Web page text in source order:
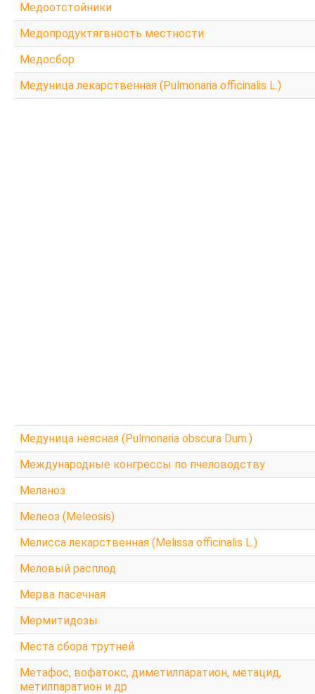
Медоотстойники
Медопродуктягвность местности
Медосбор
Медуница лекарственная (Pulmonaria officinalis L.)
Медуница неясная (Pulmonaria obscura Dum.)
Международные конгрессы по пчеловодству
Меланоз
Мелеоз (Meleosis)
Мелисса лекарственная (Melissa officinalis L.)
Меловый расплод
Мерва пасечная
Мермитидозы
Места сбора трутней
Метафос, вофатокс, диметилпаратион, метацид,
метилпаратион и др